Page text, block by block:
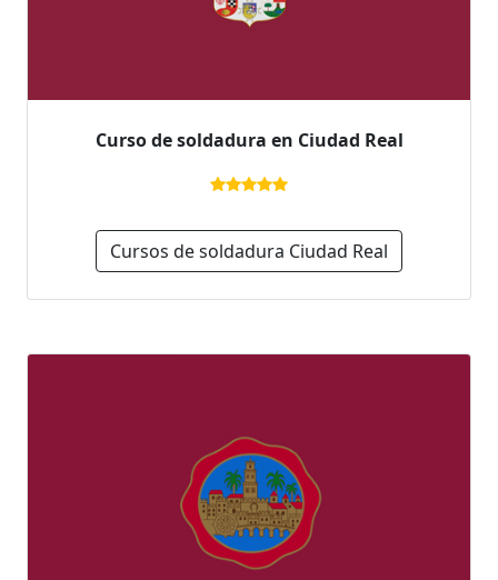
Curso de soldadura en Ciudad Real
Cursos de soldadura Ciudad Real